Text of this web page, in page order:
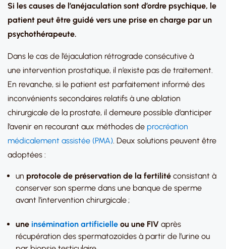
Si les causes de l’anéjaculation sont d’ordre psychique, le
patient peut être guidé vers une prise en charge par un
psychothérapeute.
Dans le cas de l’éjaculation rétrograde consécutive à
une intervention prostatique, il n’existe pas de traitement.
En revanche, si le patient est parfaitement informé des
inconvénients secondaires relatifs à une ablation
chirurgicale de la prostate, il demeure possible d’anticiper
l’avenir en recourant aux méthodes de procréation
médicalement assistée (PMA). Deux solutions peuvent être
adoptées :
un protocole de préservation de la fertilité consistant à
conserver son sperme dans une banque de sperme
avant l’intervention chirurgicale ;
une insémination artificielle ou une FIV après
récupération des spermatozoïdes à partir de l’urine ou